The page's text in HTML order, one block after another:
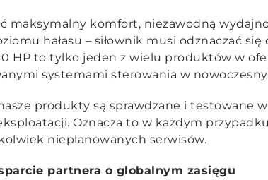
maksymalny komfort, niezawodną
hałasu – siłownik musi odznaczać
HP to tylko jeden z wielu produktów w
systemami sterowania w
produkty są sprawdzane i testowane
Oznacza to w każdym
nieplanowanych serwisów.
partnera o globalnym zasięgu